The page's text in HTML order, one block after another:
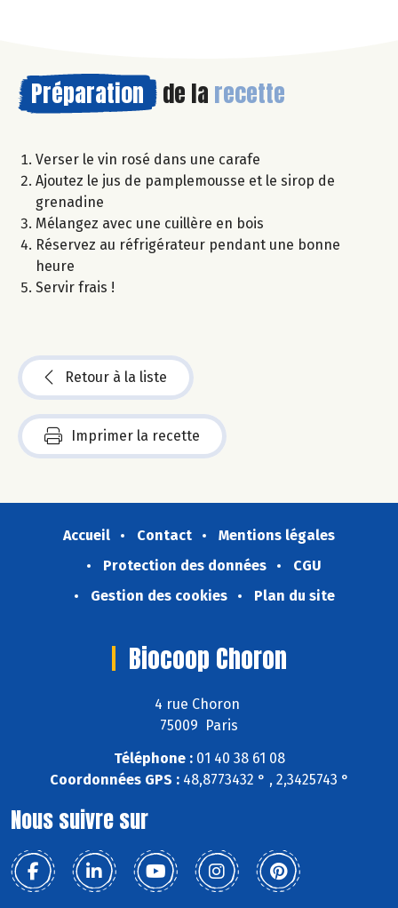
Préparation de la recette
Verser le vin rosé dans une carafe
Ajoutez le jus de pamplemousse et le sirop de
grenadine
Mélangez avec une cuillère en bois
Réservez au réfrigérateur pendant une bonne
heure
Servir frais !
Retour à la liste
Imprimer la recette
Accueil Contact
Mentions légales
Protection des données
CGU
Gestion des cookies
Plan du site
Biocoop Choron
4 rue Choron
75009 Paris
Téléphone :01 40 38 61 08
Coordonnées GPS :48,8773432 ° , 2,3425743 °
Nous suivre sur